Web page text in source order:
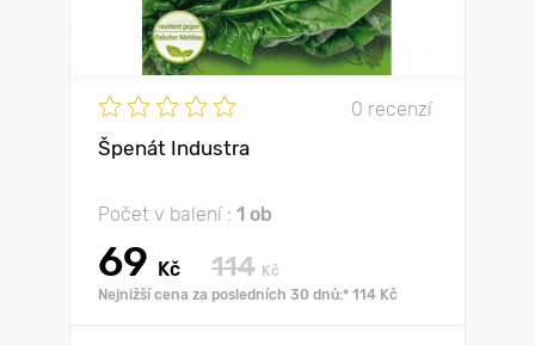
0 recenzí
Špenát Industra
Počet v balení : 1 ob
69 Kč 114 Kč
Nejnižší cena za posledních 30 dnů:* 114 Kč